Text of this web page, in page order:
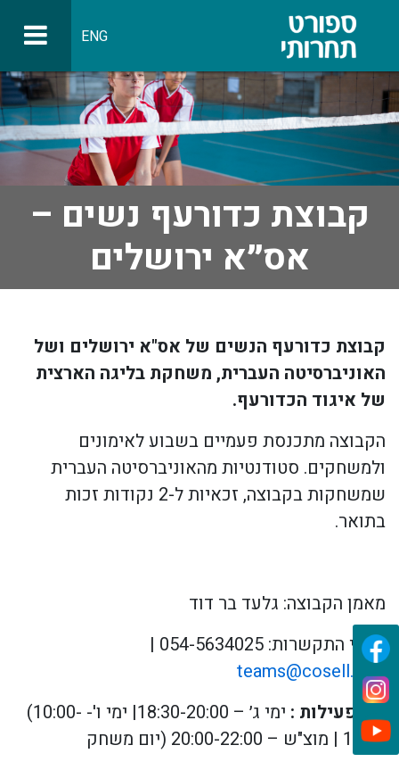
ENG
קבוצת כדורעף נשים –
אס״א ירושלים
קבוצת כדורעף הנשים של אס"א ירושלים ושל
האוניברסיטה העברית, משחקת בליגה הארצית
של איגוד הכדורעף.
הקבוצה מתכנסת פעמיים בשבוע לאימונים
ולמשחקים. סטודנטיות מהאוניברסיטה העברית
שמשחקות בקבוצה, זכאיות ל-2 נקודות זכות
בתואר.
מאמן הקבוצה: גלעד בר דוד
פרטי התקשרות: 054-5634025 |
teams@cosell.co.il
(
ימי פעילות : ימי ג׳ – 18:30-20:00
| ימי ו'- 10:00-
11:30 | מוצ"ש – 20:00-22:00 (יום משחק